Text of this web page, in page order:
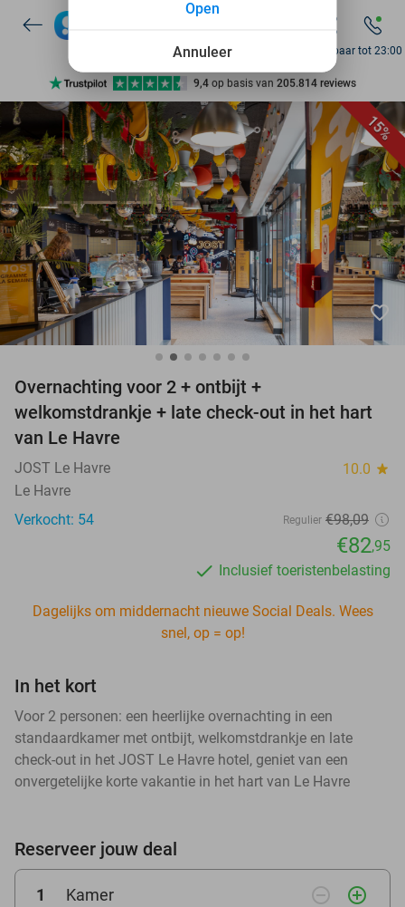
7 dagen per week beschikbaar
10+ miljoen leden
9,4 op basis van 205.814 reviews
Ontdek 15.000+ deals
7 dagen per week beschikbaar
10+ miljoen leden
Bereikbaar tot 23:00
15%
favorite_border
Overnachting voor 2 + ontbijt +
welkomstdrankje + late check-out in het hart
van Le Havre
JOST Le Havre 10.0 star
Le Havre
Verkocht: 54
Regulier €98,09
€82,95
Inclusief toeristenbelasting
Dagelijks om middernacht nieuwe Social Deals. Wees
snel, op = op!
In het kort
Voor 2 personen: een heerlijke overnachting in een
standaardkamer met ontbijt, welkomstdrankje en late
check-out in het JOST Le Havre hotel, geniet van een
onvergetelijke korte vakantie in het hart van Le Havre
Reserveer jouw deal
1 Kamer remove_circle_outline add_circle_outline
Annuleer
Open